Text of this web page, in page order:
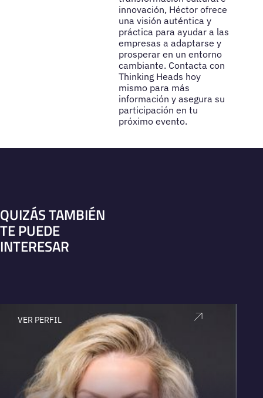
innovación, Héctor ofrece
una visión auténtica y
práctica para ayudar a las
empresas a adaptarse y
prosperar en un entorno
cambiante. Contacta con
Thinking Heads hoy
mismo para más
información y asegura su
participación en tu
próximo evento.
QUIZÁS TAMBIÉN
TE PUEDE
INTERESAR
VER PERFIL